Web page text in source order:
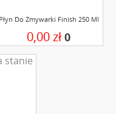
Płyn Do Zmywarki Finish 250 Ml
0,00 zł 0
stanie